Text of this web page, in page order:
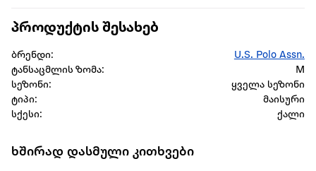
სქესი: ქალი
პროდუქტის შესახებ
ბრენდი:
U.S. Polo Assn.
ტანსაცმლის ზომა:
M
სეზონი:
ყველა სეზონი
ტიპი:
მაისური
სქესი:
ქალი
ხშირად დასმული კითხვები